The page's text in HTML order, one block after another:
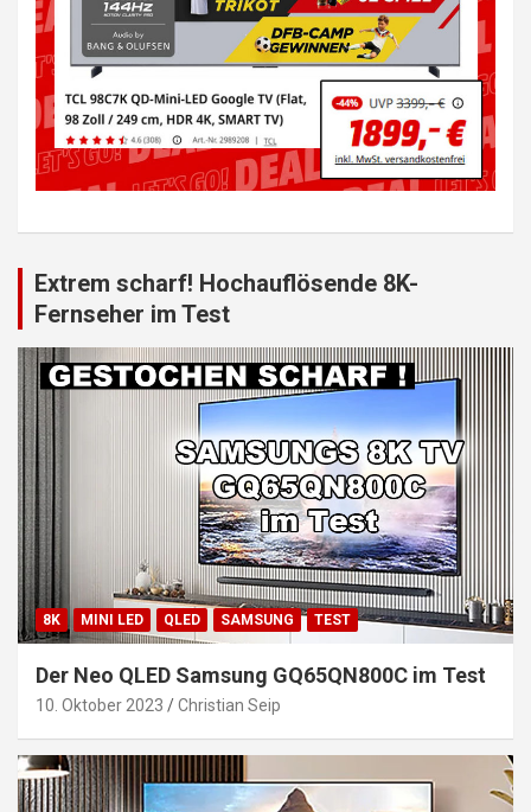
Extrem scharf! Hochauflösende 8K-
Fernseher im Test
8K MINI LED QLED SAMSUNG TEST
Der Neo QLED Samsung GQ65QN800C im Test
10. Oktober 2023 Christian Seip